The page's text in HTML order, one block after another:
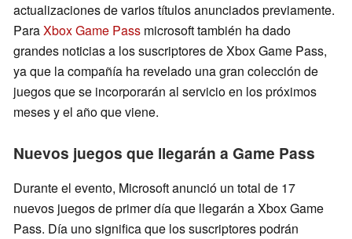
actualizaciones de varios títulos anunciados previamente.
ParaXbox Game Pass microsoft también ha dado
grandes noticias a los suscriptores de Xbox Game Pass,
ya que la compañía ha revelado una gran colección de
juegos que se incorporarán al servicio en los próximos
meses y el año que viene.
Nuevos juegos que llegarán a Game Pass
Durante el evento, Microsoft anunció un total de 17
nuevos juegos de primer día que llegarán a Xbox Game
Pass. Día uno significa que los suscriptores podrán